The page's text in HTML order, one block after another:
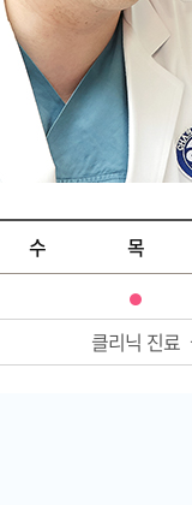
수
목
클리닉 진료